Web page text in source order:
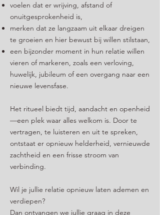
voelen dat er wrijving, afstand of
onuitgesprokenheid is,
merken dat ze langzaam uit elkaar dreigen
te groeien en hier bewust bij willen stilstaan,
een bijzonder moment in hun relatie willen
vieren of markeren, zoals een verloving,
huwelijk, jubileum of een overgang naar een
nieuwe levensfase.
Het ritueel biedt tijd, aandacht en openheid
—een plek waar alles welkom is. Door te
vertragen, te luisteren en uit te spreken,
ontstaat er opnieuw helderheid, vernieuwde
zachtheid en een frisse stroom van
verbinding.
Wil je jullie relatie opnieuw laten ademen en
verdiepen?
Dan ontvangen we jullie graag in deze